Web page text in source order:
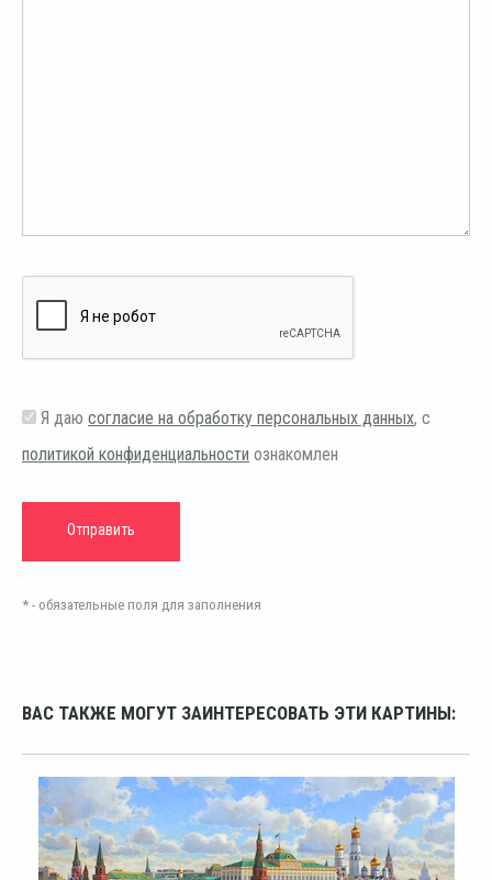
Я даю согласие на обработку персональных данных, с
политикой конфиденциальности ознакомлен
* - обязательные поля для заполнения
ВАС ТАКЖЕ МОГУТ ЗАИНТЕРЕСОВАТЬ ЭТИ КАРТИНЫ: